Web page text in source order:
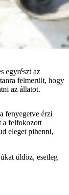
egyrészt az
felmerült, hogy
az állatot.
fenyegetve érzi
a felfokozott
eleget pihenni,
üldöz, esetleg